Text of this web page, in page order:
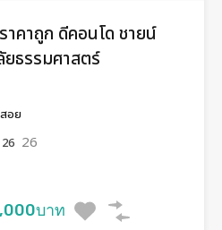
าคาถูก ดีคอนโด ชายน์
ยธรรมศาสตร์​
อย
26 26
บาท